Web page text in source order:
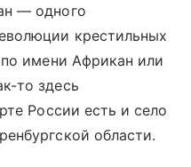
— одного
крестильных
имени Африкан или
то здесь
России есть и село
области.